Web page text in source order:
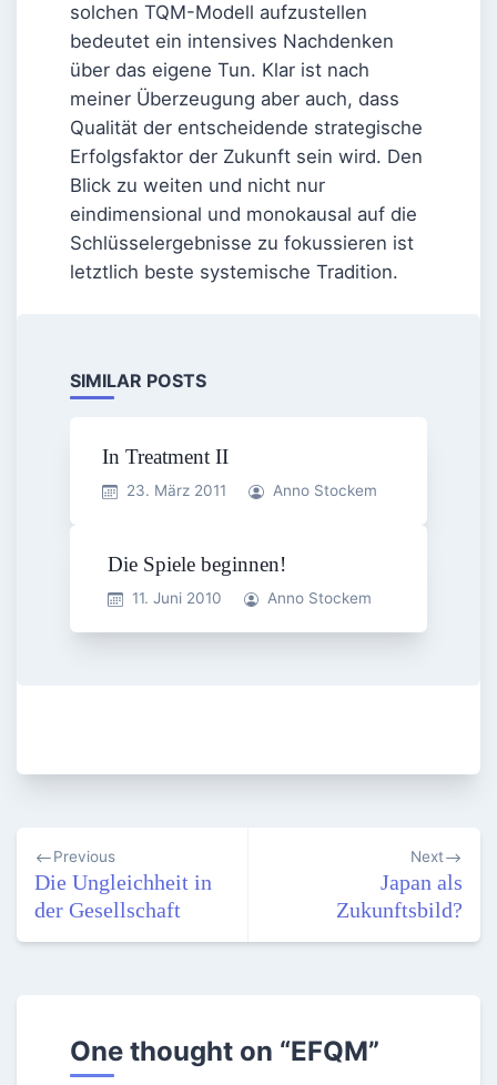
solchen TQM-Modell aufzustellen
bedeutet ein intensives Nachdenken
über das eigene Tun. Klar ist nach
meiner Überzeugung aber auch, dass
Qualität der entscheidende strategische
Erfolgsfaktor der Zukunft sein wird. Den
Blick zu weiten und nicht nur
eindimensional und monokausal auf die
Schlüsselergebnisse zu fokussieren ist
letztlich beste systemische Tradition.
SIMILAR POSTS
In Treatment II
23. März 2011 Anno Stockem
Die Spiele beginnen!
11. Juni 2010 Anno Stockem
Beitragsnavigation
Previous
Die Ungleichheit in
der Gesellschaft
Next
Japan als
Zukunftsbild?
One thought on “EFQM”